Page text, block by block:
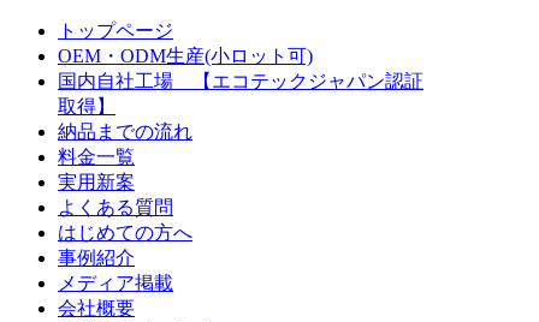
トップページ
OEM・ODM生産(小ロット可)
国内自社工場 【エコテックジャパン認証
取得】
納品までの流れ
料金一覧
実用新案
よくある質問
はじめての方へ
事例紹介
メディア掲載
会社概要